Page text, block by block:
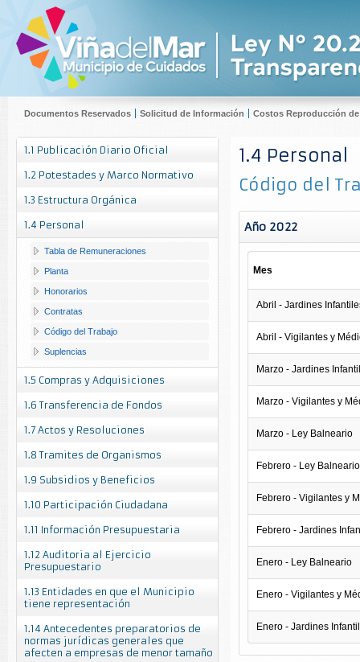
Documentos Reservados Solicitud de Información Costos Reproducción
1.1 Publicación Diario Oficial
1.2 Potestades y Marco Normativo
1.3 Estructura Orgánica
1.4 Personal
Tabla de Remuneraciones
Planta
Honorarios
Contratas
Código del Trabajo
Suplencias
1.5 Compras y Adquisiciones
1.6 Transferencia de Fondos
1.7 Actos y Resoluciones
1.8 Tramites de Organismos
1.9 Subsidios y Beneficios
1.10 Participación Ciudadana
1.11 Información Presupuestaria
1.12 Auditoria al Ejercicio
Presupuestario
1.13 Entidades en que el Municipio
tiene representación
1.14 Antecedentes preparatorios de
normas jurídicas generales que
afecten a empresas de menor tamaño
1.4 Personal
Código del
Año 2022
Mes
Abril - Jardines
Abril - Vigilantes y
Marzo - Jardines
Marzo - Vigilantes y
Marzo - Ley Balneario
Febrero - Ley Balneario
Febrero - Vigilantes y
Febrero - Jardines
Enero - Ley Balneario
Enero - Vigilantes y
Enero - Jardines